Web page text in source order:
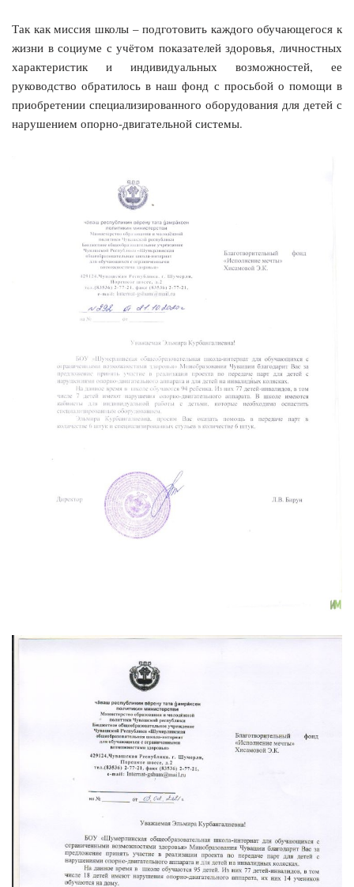
Так как миссия школы – подготовить каждого обучающегося к
жизни в социуме с учётом показателей здоровья, личностных
характеристик и индивидуальных возможностей, ее
руководство обратилось в наш фонд с просьбой о помощи в
приобретении специализированного оборудования для детей с
нарушением опорно-двигательной системы.